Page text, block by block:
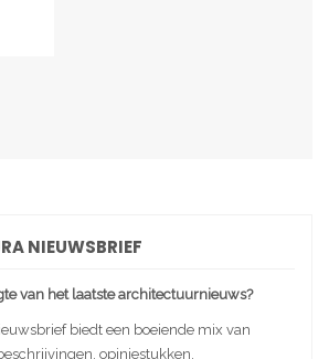
NIEUWSBRIEF
van het laatste architectuurnieuws?
biedt een boeiende mix van
opiniestukken,